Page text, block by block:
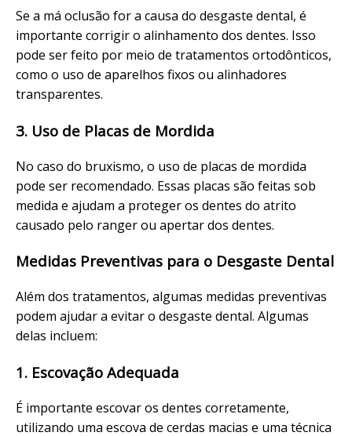
Se a má oclusão for a causa do desgaste dental, é
importante corrigir o alinhamento dos dentes. Isso
pode ser feito por meio de tratamentos ortodônticos,
como o uso de aparelhos fixos ou alinhadores
transparentes.
3. Uso de Placas de Mordida
No caso do bruxismo, o uso de placas de mordida
pode ser recomendado. Essas placas são feitas sob
medida e ajudam a proteger os dentes do atrito
causado pelo ranger ou apertar dos dentes.
Medidas Preventivas para o Desgaste Dental
Além dos tratamentos, algumas medidas preventivas
podem ajudar a evitar o desgaste dental. Algumas
delas incluem:
1. Escovação Adequada
É importante escovar os dentes corretamente,
utilizando uma escova de cerdas macias e uma técnica